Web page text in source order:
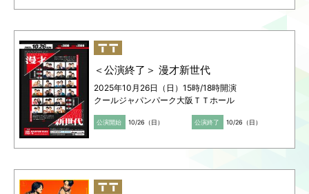
＜公演終了＞ 漫才新世代
2025年10月26日（日）15時/18時開演
クールジャパンパーク大阪ＴＴホール
公演開始 10/26（日） 公演終了 10/26（日）